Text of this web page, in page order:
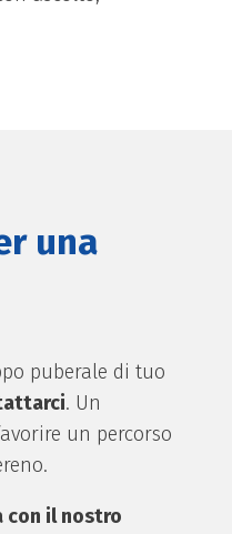
una
puberale di tuo
. Un
un percorso
con il nostro